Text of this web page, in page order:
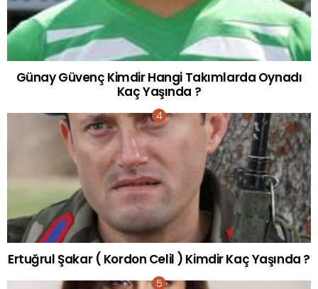
Günay Güvenç Kimdir Hangi Takımlarda Oynadı
Kaç Yaşında ?
Ertuğrul Şakar ( Kordon Celil ) Kimdir Kaç Yaşında ?